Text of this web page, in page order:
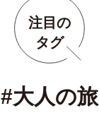
注目の
タグ
#大人の旅